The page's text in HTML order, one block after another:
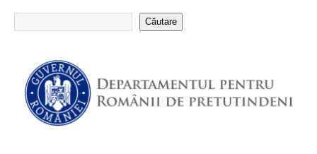
Căutare